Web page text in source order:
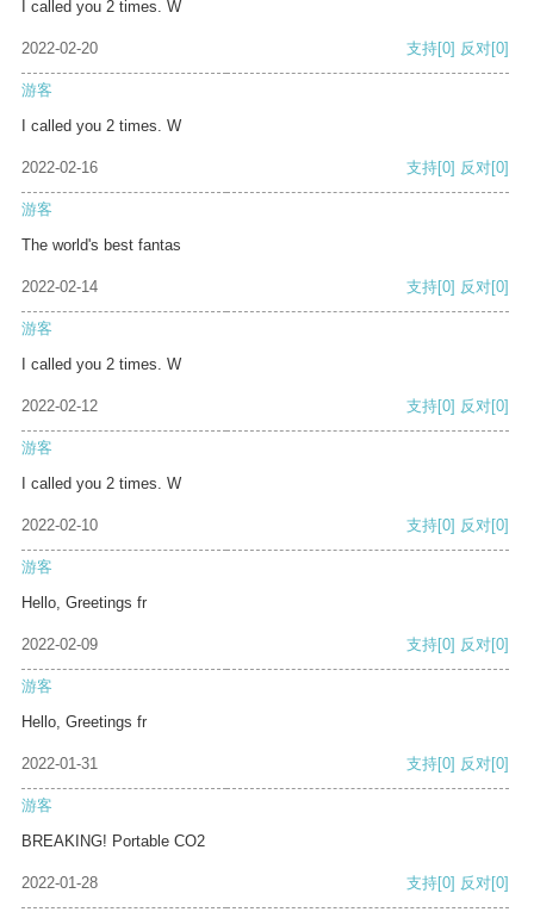
I called you 2 times. W
2022-02-20 支持[0] 反对[0]
游客
I called you 2 times. W
2022-02-16 支持[0] 反对[0]
游客
The world's best fantas
2022-02-14 支持[0] 反对[0]
游客
I called you 2 times. W
2022-02-12 支持[0] 反对[0]
游客
I called you 2 times. W
2022-02-10 支持[0] 反对[0]
游客
Hello, Greetings fr
2022-02-09 支持[0] 反对[0]
游客
Hello, Greetings fr
2022-01-31 支持[0] 反对[0]
游客
BREAKING! Portable CO2
2022-01-28 支持[0] 反对[0]